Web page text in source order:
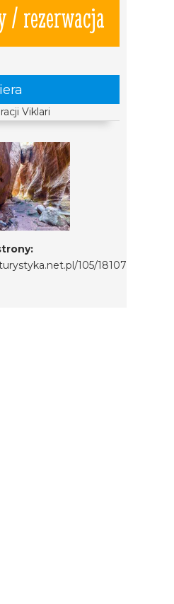
/ rezerwacja
Viklari
105/18107